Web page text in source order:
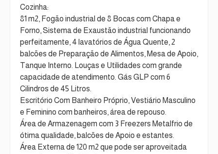
Cozinha:
81 m2, Fogão industrial de 8 Bocas com Chapa e
Forno, Sistema de Exaustão industrial funcionando
perfeitamente, 4 lavatórios de Água Quente, 2
balcões de Preparação de Alimentos, Mesa de Apoio,
Tanque Interno. Louças e Utilidades com grande
capacidade de atendimento. Gás GLP com 6
Cilindros de 45 Litros.
Escritório Com Banheiro Próprio, Vestiário Masculino
e Feminino com banheiros, área de repouso.
Área de Armazenagem com 3 Freezers Metalfrio de
ótima qualidade, balcões de Apoio e estantes.
Área Externa de 120 m2 que pode ser aproveitada